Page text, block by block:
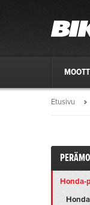
Etusivu
Honda-